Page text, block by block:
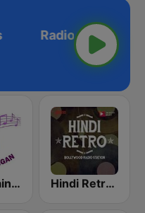
Radio Baingan Hindi Retro Hits Radio